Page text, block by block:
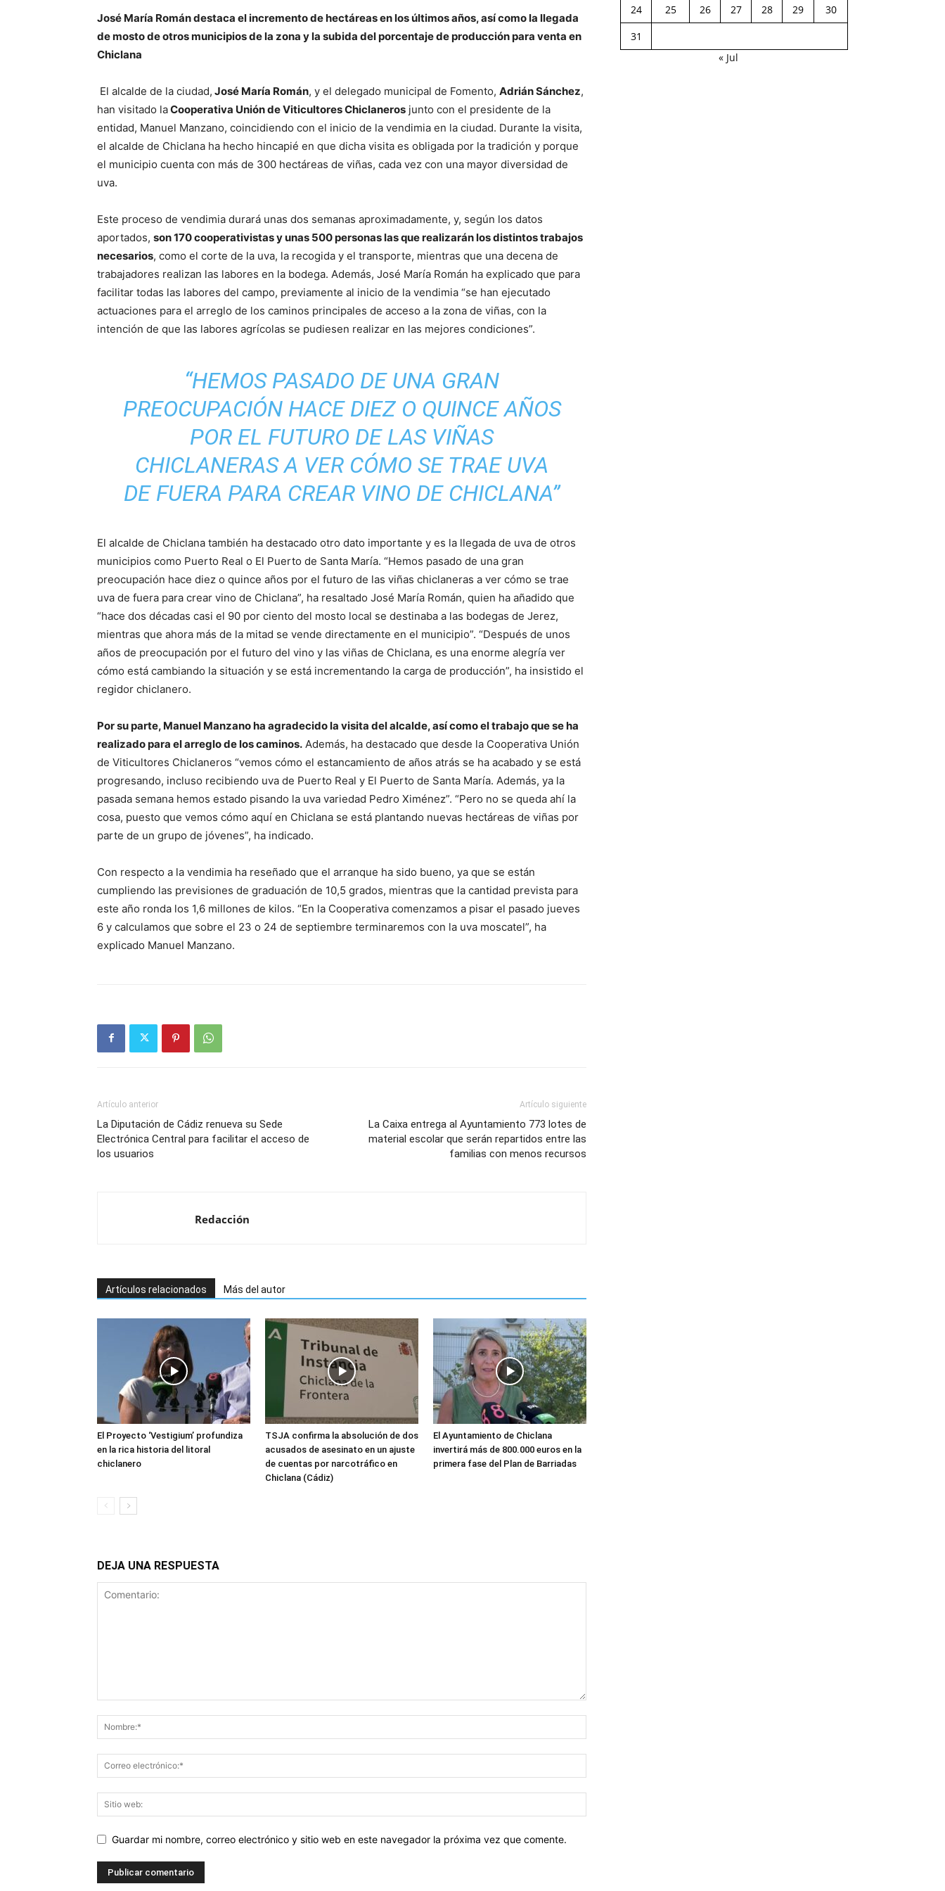
José María Román destaca el incremento de hectáreas en los últimos años, así como la llegada
de mosto de otros municipios de la zona y la subida del porcentaje de producción para venta en
Chiclana
El alcalde de la ciudad, José María Román, y el delegado municipal de Fomento, Adrián Sánchez,
han visitado laCooperativa Unión de Viticultores Chiclaneros junto con el presidente de la
entidad, Manuel Manzano, coincidiendo con el inicio de la vendimia en la ciudad. Durante la visita,
el alcalde de Chiclana ha hecho hincapié en que dicha visita es obligada por la tradición y porque
el municipio cuenta con más de 300 hectáreas de viñas, cada vez con una mayor diversidad de
uva.
Este proceso de vendimia durará unas dos semanas aproximadamente, y, según los datos
aportados, son 170 cooperativistas y unas 500 personas las que realizarán los distintos trabajos
necesarios, como el corte de la uva, la recogida y el transporte, mientras que una decena de
trabajadores realizan las labores en la bodega. Además, José María Román ha explicado que para
facilitar todas las labores del campo, previamente al inicio de la vendimia “se han ejecutado
actuaciones para el arreglo de los caminos principales de acceso a la zona de viñas, con la
intención de que las labores agrícolas se pudiesen realizar en las mejores condiciones”.
“HEMOS PASADO DE UNA GRAN
PREOCUPACIÓN HACE DIEZ O QUINCE AÑOS
POR EL FUTURO DE LAS VIÑAS
CHICLANERAS A VER CÓMO SE TRAE UVA
DE FUERA PARA CREAR VINO DE CHICLANA”
El alcalde de Chiclana también ha destacado otro dato importante y es la llegada de uva de otros
municipios como Puerto Real o El Puerto de Santa María. “Hemos pasado de una gran
preocupación hace diez o quince años por el futuro de las viñas chiclaneras a ver cómo se trae
uva de fuera para crear vino de Chiclana”, ha resaltado José María Román, quien ha añadido que
“hace dos décadas casi el 90 por ciento del mosto local se destinaba a las bodegas de Jerez,
mientras que ahora más de la mitad se vende directamente en el municipio”. “Después de unos
años de preocupación por el futuro del vino y las viñas de Chiclana, es una enorme alegría ver
cómo está cambiando la situación y se está incrementando la carga de producción”, ha insistido el
regidor chiclanero.
Por su parte, Manuel Manzano ha agradecido la visita del alcalde, así como el trabajo que se ha
realizado para el arreglo de los caminos. Además, ha destacado que desde la Cooperativa Unión
de Viticultores Chiclaneros “vemos cómo el estancamiento de años atrás se ha acabado y se está
progresando, incluso recibiendo uva de Puerto Real y El Puerto de Santa María. Además, ya la
pasada semana hemos estado pisando la uva variedad Pedro Ximénez”. “Pero no se queda ahí la
cosa, puesto que vemos cómo aquí en Chiclana se está plantando nuevas hectáreas de viñas por
parte de un grupo de jóvenes”, ha indicado.
Con respecto a la vendimia ha reseñado que el arranque ha sido bueno, ya que se están
cumpliendo las previsiones de graduación de 10,5 grados, mientras que la cantidad prevista para
este año ronda los 1,6 millones de kilos. “En la Cooperativa comenzamos a pisar el pasado jueves
6 y calculamos que sobre el 23 o 24 de septiembre terminaremos con la uva moscatel”, ha
explicado Manuel Manzano.
Artículo anterior
La Diputación de Cádiz renueva su Sede
Electrónica Central para facilitar el acceso de
los usuarios
Artículo siguiente
La Caixa entrega al Ayuntamiento 773 lotes de
material escolar que serán repartidos entre las
familias con menos recursos
Redacción
Artículos relacionados Más del autor
El Proyecto ‘Vestigium’ profundiza
en la rica historia del litoral
chiclanero
TSJA confirma la absolución de dos
acusados de asesinato en un ajuste
de cuentas por narcotráfico en
Chiclana (Cádiz)
El Ayuntamiento de Chiclana
invertirá más de 800.000 euros en la
primera fase del Plan de Barriadas
DEJA UNA RESPUESTA
Guardar mi nombre, correo electrónico y sitio web en este navegador la próxima vez que comente.
24
25 26 27 28 29
30
31
« Jul